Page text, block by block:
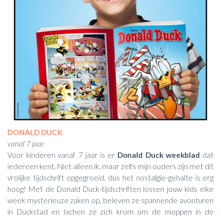
DONALD DUCK
vanaf 7 jaar
Voor kinderen vanaf 7 jaar is er Donald Duck weekblad dat
iedereen kent. Niet alleen ik, maar zelfs mijn ouders zijn met dit
vrolijke tijdschrift opgegroeid, dus het nostalgie-gehalte is erg
hoog! Met de Donald Duck-tijdschriften lossen jouw kids elke
week mysterieuze zaken op, beleven ze spannende avonturen
in Duckstad en lachen ze zich krom om de moppen in de